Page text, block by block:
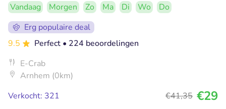
Vandaag Morgen Zo Ma Di Wo
Do
Erg populaire deal
9.5
Perfect • 224 beoordelingen
E-Crab
Arnhem (0km)
Verkocht: 321
€41,35 €29